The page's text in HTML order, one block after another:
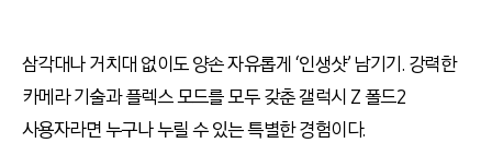
삼각대나 거치대 없이도 양손 자유롭게 ‘인생샷’ 남기기. 강력한
카메라 기술과 플렉스 모드를 모두 갖춘 갤럭시 Z 폴드2
사용자라면 누구나 누릴 수 있는 특별한 경험이다.